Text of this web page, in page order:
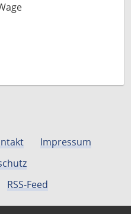
Impressum
RSS-Feed